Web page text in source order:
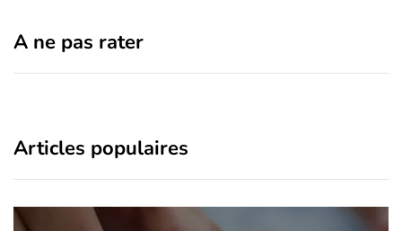
A ne pas rater
Articles populaires